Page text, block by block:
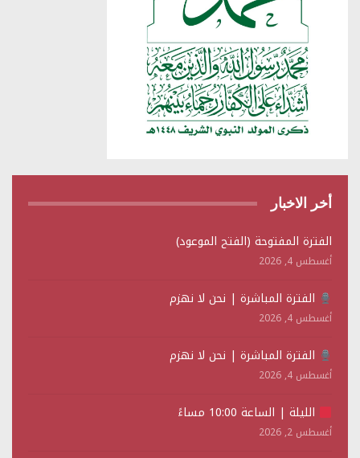
أخر الاخبار
الفترة المفتوحة (الفتح الموعود)
أغسطس 4, 2026
الفترة المباشرة | نحن لا نهزم
أغسطس 4, 2026
الفترة المباشرة | نحن لا نهزم
أغسطس 4, 2026
الليلة | الساعة 10:00 مساءً
أغسطس 2, 2026